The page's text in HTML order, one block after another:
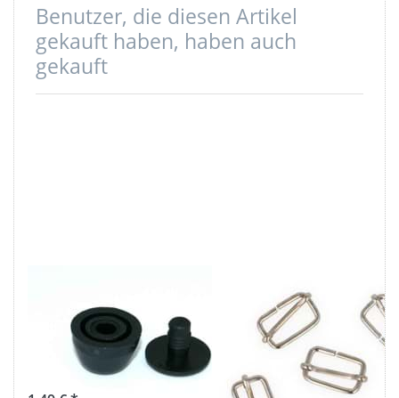
Benutzer, die diesen Artikel
gekauft haben, haben auch
gekauft
Bodengleiter
aus Kunststoff -
19mm - 4 Stück
Regulator /
Schieber aus
Stahl -
30x17x3,5mm -